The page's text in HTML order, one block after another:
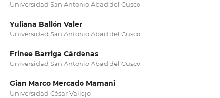
Universidad San Antonio Abad del Cusco
Yuliana Ballón Valer
Universidad San Antonio Abad del Cusco
Frinee Barriga Cárdenas
Universidad San Antonio Abad del Cusco
Gian Marco Mercado Mamani
Universidad César Vallejo